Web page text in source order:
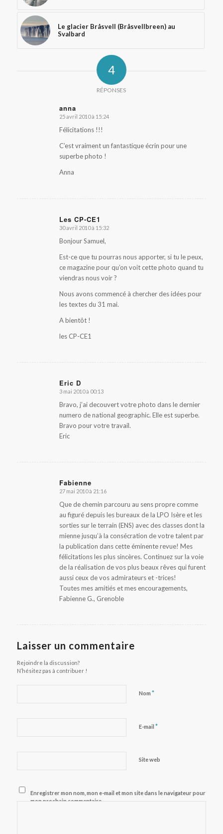
Le glacier Bråsvell (Bråsvellbreen) au
Svalbard
4
RÉPONSES
anna
dit
25 avril 2010 à 15:24
Félicitations !!!
C’est vraiment un fantastique écrin pour une
superbe photo !
Anna
Les CP-CE1
dit
30 avril 2010 à 15:32
Bonjour Samuel,
Est-ce que tu pourras nous apporter, si tu le peux,
ce magazine pour qu’on voit cette photo quand tu
viendras nous voir ?
Nous avons commencé à chercher des idées pour
les textes du 31 mai.
A bientôt !
les CP-CE1
Eric D
dit
3 mai 2010 à 00:13
Bravo, j’ai decouvert votre photo dans le dernier
numero de national geographic. Elle est superbe.
Bravo pour votre travail.
Eric
Fabienne
dit
27 mai 2010 à 21:16
Que de chemin parcouru au sens propre comme
au figuré depuis les bureaux de la LPO Isère et les
sorties sur le terrain (ENS) avec des classes dont la
mienne jusqu’à la consécration de votre talent par
la publication dans cette éminente revue! Mes
félicitations les plus sincères. Continuez sur la voie
de la réalisation de vos plus beaux rêves qui furent
aussi ceux de vos admirateurs et -trices!
Toutes mes amitiés et mes encouragements,
Fabienne G., Grenoble
Laisser un commentaire
Rejoindre la discussion?
N’hésitez pas à contribuer !
Nom *
E-mail *
Site web
Enregistrer mon nom, mon e-mail et mon site dans le navigateur pour
mon prochain commentaire.